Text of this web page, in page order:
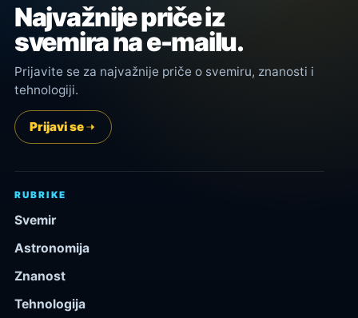
Najvažnije priče iz
svemira na e-mailu.
Prijavite se za najvažnije priče o svemiru, znanosti i
tehnologiji.
Prijavi se
RUBRIKE
Svemir
Astronomija
Znanost
Tehnologija